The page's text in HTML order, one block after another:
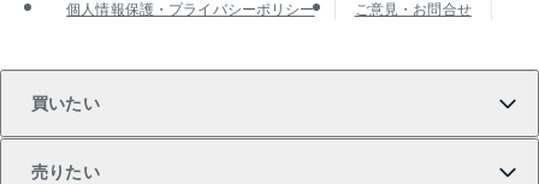
個人情報保護・プライバシーポリシー
ご意見・お問合せ
買いたい
売りたい